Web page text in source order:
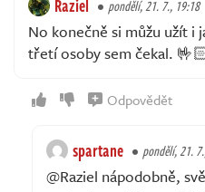
Raziel pondělí, 21. 7., 19:18
No konečně si můžu užít i
třetí osoby sem čekal.
Odpovědět
spartane pondělí, 21.
@Raziel nápodobně,